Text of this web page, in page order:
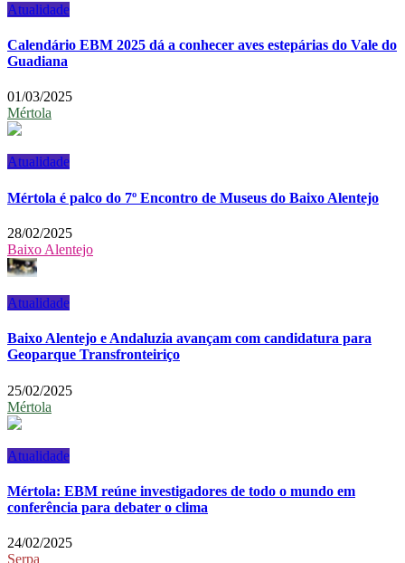
Atualidade
Calendário EBM 2025 dá a conhecer aves estepárias do Vale do
Guadiana
01/03/2025
Mértola
Atualidade
Mértola é palco do 7º Encontro de Museus do Baixo Alentejo
28/02/2025
Baixo Alentejo
Atualidade
Baixo Alentejo e Andaluzia avançam com candidatura para
Geoparque Transfronteiriço
25/02/2025
Mértola
Atualidade
Mértola: EBM reúne investigadores de todo o mundo em
conferência para debater o clima
24/02/2025
Serpa